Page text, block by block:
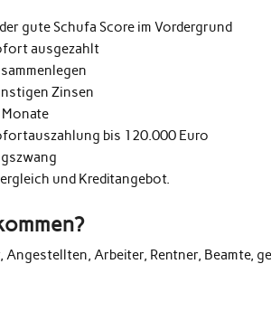
gute Schufa Score im Vordergrund
ausgezahlt
Zinsen
bis 120.000 Euro
und Kreditangebot.
Arbeiter, Rentner, Beamte,